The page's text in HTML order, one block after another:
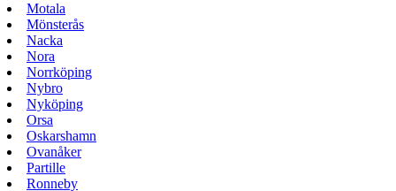
Motala
Mönsterås
Nacka
Nora
Norrköping
Nybro
Nyköping
Orsa
Oskarshamn
Ovanåker
Partille
Ronneby